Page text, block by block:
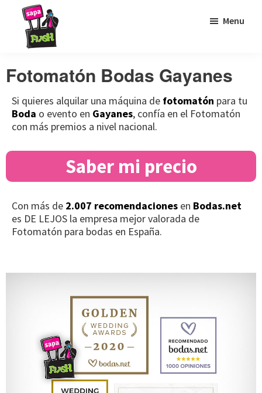
Saltar
principal
Saltar
contenido
Saltar
página
para
Menu
Fotomatón Bodas Gayanes
Si quieres alquilar una máquina de fotomatón para tu
Boda o evento en Gayanes, confía en el Fotomatón
con más premios a nivel nacional.
Saber mi precio
Con más de 2.007 recomendaciones en Bodas.net
es DE LEJOS la empresa mejor valorada de
Fotomatón para bodas en España.